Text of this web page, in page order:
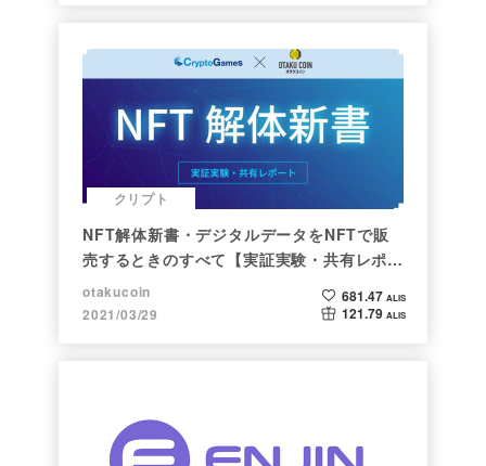
クリプト
NFT解体新書・デジタルデータをNFTで販
売するときのすべて【実証実験・共有レポー
ト】
otakucoin
2021/03/29
681.47 ALIS
121.79 ALIS